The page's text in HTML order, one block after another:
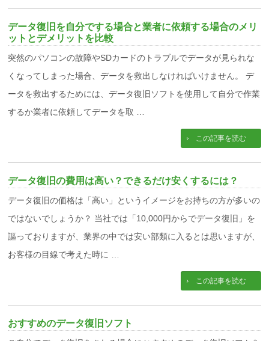
データ復旧を自分でする場合と業者に依頼する場合のメリ
ットとデメリットを比較
突然のパソコンの故障やSDカードのトラブルでデータが見られな
くなってしまった場合、データを救出しなければいけません。 デ
ータを救出するためには、データ復旧ソフトを使用して自分で作業
するか業者に依頼してデータを取 …
この記事を読む
データ復旧の費用は高い？できるだけ安くするには？
データ復旧の価格は「高い」というイメージをお持ちの方が多いの
ではないでしょうか？ 当社では「10,000円からでデータ復旧」を
謳っておりますが、業界の中では安い部類に入るとは思いますが、
お客様の目線で考えた時に …
この記事を読む
おすすめのデータ復旧ソフト